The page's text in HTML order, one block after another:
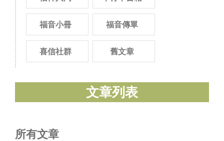
福音小冊 福音傳單
喜信社群 舊文章
文章列表
所有文章